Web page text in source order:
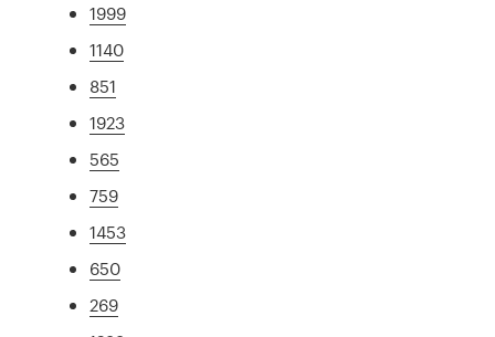
1999
1140
851
1923
565
759
1453
650
269